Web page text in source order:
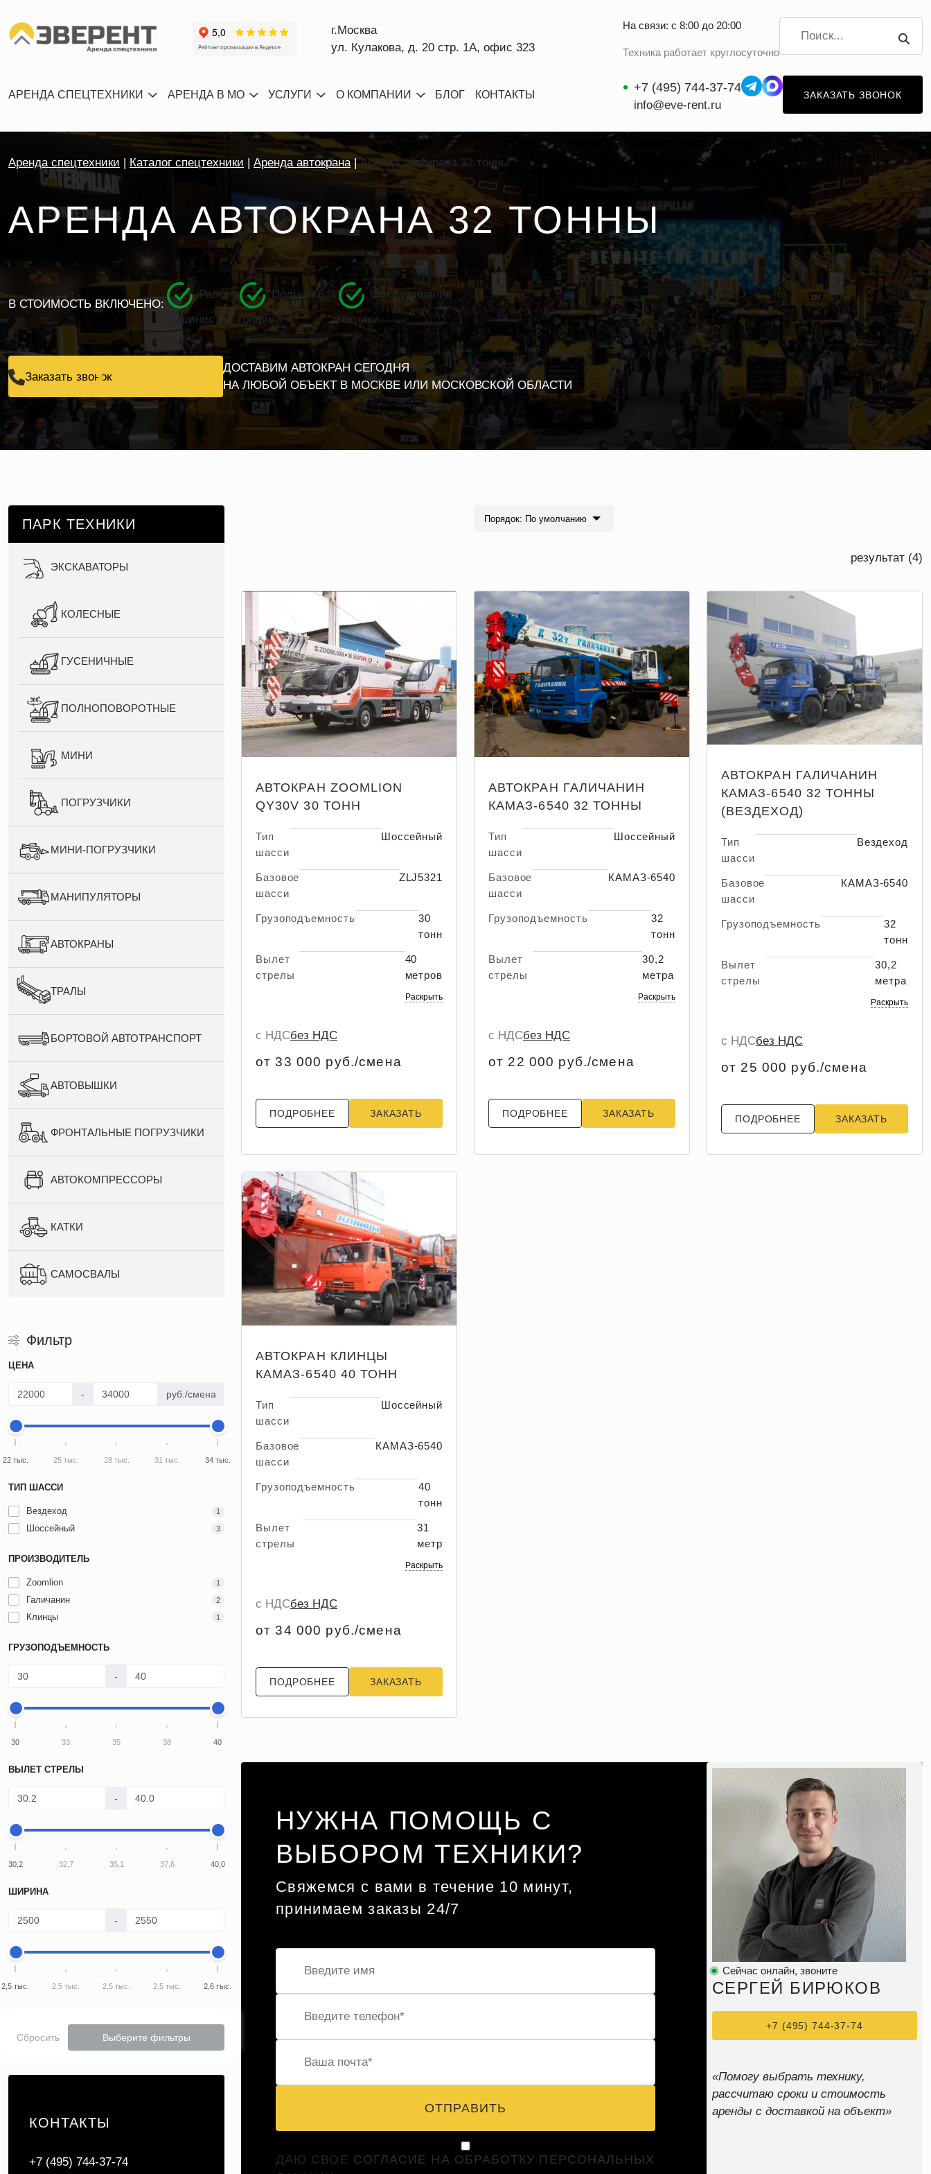
г.Москва
ул. Кулакова, д. 20 стр. 1А, офис 323
На связи: с 8:00 до 20:00
Техника работает круглосуточно
АРЕНДА СПЕЦТЕХНИКИ АРЕНДА В МО УСЛУГИ О КОМПАНИИ БЛОГ КОНТАКТЫ
+7 (495) 744-37-74
info@eve-rent.ru
ЗАКАЗАТЬ ЗВОНОК
Аренда спецтехники Каталог спецтехники Аренда автокрана Аренда автокрана 32 тонны
АРЕНДА АВТОКРАНА 32 ТОННЫ
В СТОИМОСТЬ ВКЛЮЧЕНО:
Работа
машиниста
Полный бак
топлива
Обслуживание
техники
Заказать звонок
ДОСТАВИМ АВТОКРАН СЕГОДНЯ
НА ЛЮБОЙ ОБЪЕКТ В МОСКВЕ ИЛИ МОСКОВСКОЙ ОБЛАСТИ
ПАРК ТЕХНИКИ
ЭКСКАВАТОРЫ
КОЛЕСНЫЕ
ГУСЕНИЧНЫЕ
ПОЛНОПОВОРОТНЫЕ
МИНИ
ПОГРУЗЧИКИ
МИНИ-ПОГРУЗЧИКИ
МАНИПУЛЯТОРЫ
АВТОКРАНЫ
ТРАЛЫ
БОРТОВОЙ АВТОТРАНСПОРТ
АВТОВЫШКИ
ФРОНТАЛЬНЫЕ ПОГРУЗЧИКИ
АВТОКОМПРЕССОРЫ
КАТКИ
САМОСВАЛЫ
Фильтр
ЦЕНА
- руб./смена
22 тыс. 25 тыс. 28 тыс. 31 тыс. 34 тыс.
ТИП ШАССИ
Вездеход 1
Шоссейный 3
ПРОИЗВОДИТЕЛЬ
Zoomlion 1
Галичанин 2
Клинцы 1
ГРУЗОПОДЪЕМНОСТЬ
-
30 33 35 38 40
ВЫЛЕТ СТРЕЛЫ
-
30,2 32,7 35,1 37,6 40,0
ШИРИНА
-
2,5 тыс. 2,5 тыс. 2,5 тыс. 2,5 тыс. 2,6 тыс.
Сбросить Выберите фильтры
КОНТАКТЫ
+7 (495) 744-37-74
Порядок: По умолчанию
результат (4)
АВТОКРАН ZOOMLION
QY30V 30 ТОНН
Тип
шасси
Шоссейный
Базовое
шасси
ZLJ5321
Грузоподъемность
30
тонн
Вылет
стрелы
40
метров
Раскрыть
с НДСбез НДС
от 33 000 руб./смена
ПОДРОБНЕЕ ЗАКАЗАТЬ
АВТОКРАН ГАЛИЧАНИН
КАМАЗ-6540 32 ТОННЫ
Тип
шасси
Шоссейный
Базовое
шасси
КАМАЗ-6540
Грузоподъемность
32
тонн
Вылет
стрелы
30,2
метра
Раскрыть
с НДСбез НДС
от 22 000 руб./смена
ПОДРОБНЕЕ ЗАКАЗАТЬ
АВТОКРАН ГАЛИЧАНИН
КАМАЗ-6540 32 ТОННЫ
(ВЕЗДЕХОД)
Тип
шасси
Вездеход
Базовое
шасси
КАМАЗ-6540
Грузоподъемность
32
тонн
Вылет
стрелы
30,2
метра
Раскрыть
с НДСбез НДС
от 25 000 руб./смена
ПОДРОБНЕЕ ЗАКАЗАТЬ
АВТОКРАН КЛИНЦЫ
КАМАЗ-6540 40 ТОНН
Тип
шасси
Шоссейный
Базовое
шасси
КАМАЗ-6540
Грузоподъемность
40
тонн
Вылет
стрелы
31
метр
Раскрыть
с НДСбез НДС
от 34 000 руб./смена
ПОДРОБНЕЕ ЗАКАЗАТЬ
НУЖНА ПОМОЩЬ С
ВЫБОРОМ ТЕХНИКИ?
Свяжемся с вами в течение 10 минут,
принимаем заказы 24/7
ОТПРАВИТЬ
ДАЮ СВОЕ СОГЛАСИЕ НА ОБРАБОТКУ ПЕРСОНАЛЬНЫХ
Сейчас онлайн, звоните
СЕРГЕЙ БИРЮКОВ
+7 (495) 744-37-74
«Помогу выбрать технику,
рассчитаю сроки и стоимость
аренды с доставкой на объект»